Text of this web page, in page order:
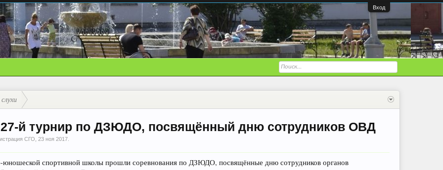
Вход
й турнир по ДЗЮДО, посвящённый дню сотрудников ОВД
СГО 23 ноя 2017
юношеской спортивной школы прошли соревнования по ДЗЮДО, посвящённые дню сотрудников органов